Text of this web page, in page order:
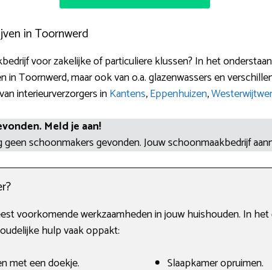
in Toornwerd
voor zakelijke of particuliere klussen? In het
in Toornwerd, maar ook van o.a. glazenwassers en
interieurverzorgers inKantens,Eppenhuizen,
Meld je aan!
schoonmakers gevonden. Jouw schoonmaakbedrijf
voorkomende werkzaamheden in jouw huishouden. In
hulp vaak oppakt:
met een doekje.
Slaapkamer opruimen.